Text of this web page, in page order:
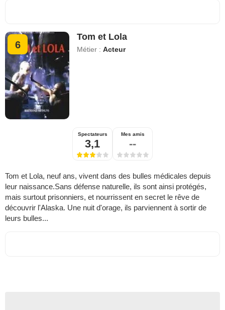
6
Tom et Lola
Métier :Acteur
Spectateurs
3,1
Mes amis
--
Tom et Lola, neuf ans, vivent dans des bulles médicales depuis
leur naissance.Sans défense naturelle, ils sont ainsi protégés,
mais surtout prisonniers, et nourrissent en secret le rêve de
découvrir l'Alaska. Une nuit d'orage, ils parviennent à sortir de
leurs bulles...